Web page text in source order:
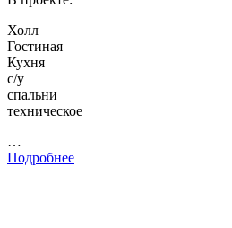
Холл
Гостиная
Кухня
с/у
спальни
техническое
…
Подробнее